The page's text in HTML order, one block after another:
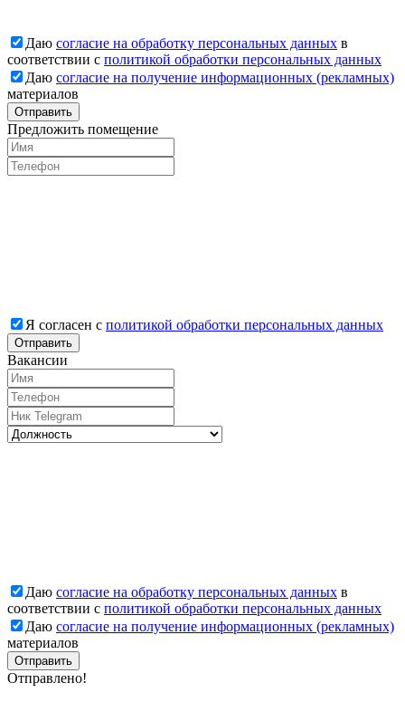
Даю согласие на обработку персональных данных в
соответствии с политикой обработки персональных данных
Даю согласие на получение информационных (рекламных)
материалов
Отправить
Предложить помещение
Я согласен с политикой обработки персональных данных
Отправить
Вакансии
Даю согласие на обработку персональных данных в
соответствии с политикой обработки персональных данных
Даю согласие на получение информационных (рекламных)
материалов
Отправлено!